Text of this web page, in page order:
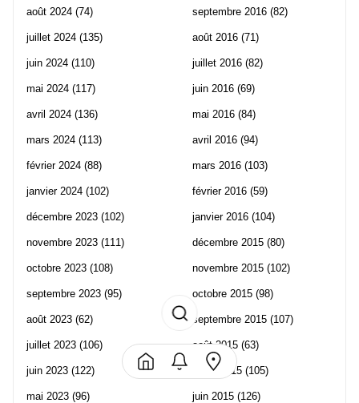
août 2024 (74)
juillet 2024 (135)
juin 2024 (110)
mai 2024 (117)
avril 2024 (136)
mars 2024 (113)
février 2024 (88)
janvier 2024 (102)
décembre 2023 (102)
novembre 2023 (111)
octobre 2023 (108)
septembre 2023 (95)
août 2023 (62)
juillet 2023 (106)
juin 2023 (122)
mai 2023 (96)
septembre 2016 (82)
août 2016 (71)
juillet 2016 (82)
juin 2016 (69)
mai 2016 (84)
avril 2016 (94)
mars 2016 (103)
février 2016 (59)
janvier 2016 (104)
décembre 2015 (80)
novembre 2015 (102)
octobre 2015 (98)
septembre 2015 (107)
août 2015 (63)
juillet 2015 (105)
juin 2015 (126)